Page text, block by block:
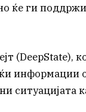
ќе ги
(DeepState),
информации
ситуацијата